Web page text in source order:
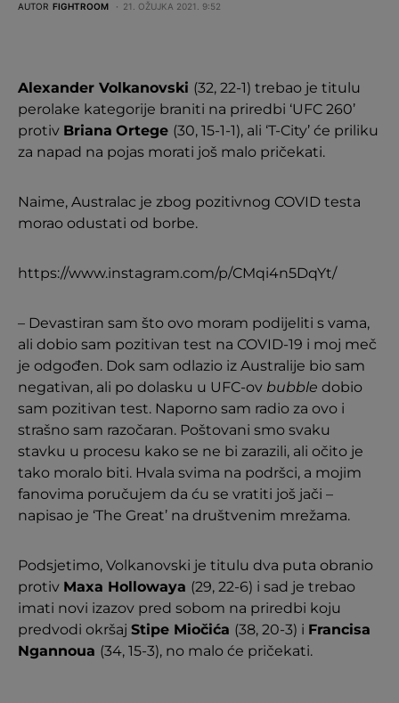
AUTOR FIGHTROOM 21. OŽUJKA 2021. 9:52
Alexander Volkanovski (32, 22-1) trebao je titulu
perolake kategorije braniti na priredbi ‘UFC 260’
protiv Briana Ortege (30, 15-1-1), ali ‘T-City’ će priliku
za napad na pojas morati još malo pričekati.
Naime, Australac je zbog pozitivnog COVID testa
morao odustati od borbe.
https://www.instagram.com/p/CMqi4n5DqYt/
– Devastiran sam što ovo moram podijeliti s vama,
ali dobio sam pozitivan test na COVID-19 i moj meč
je odgođen. Dok sam odlazio iz Australije bio sam
negativan, ali po dolasku u UFC-ov bubble dobio
sam pozitivan test. Naporno sam radio za ovo i
strašno sam razočaran. Poštovani smo svaku
stavku u procesu kako se ne bi zarazili, ali očito je
tako moralo biti. Hvala svima na podršci, a mojim
fanovima poručujem da ću se vratiti još jači –
napisao je ‘The Great’ na društvenim mrežama.
Podsjetimo, Volkanovski je titulu dva puta obranio
protiv Maxa Hollowaya (29, 22-6) i sad je trebao
imati novi izazov pred sobom na priredbi koju
predvodi okršaj Stipe Miočića (38, 20-3) i Francisa
Ngannoua (34, 15-3), no malo će pričekati.